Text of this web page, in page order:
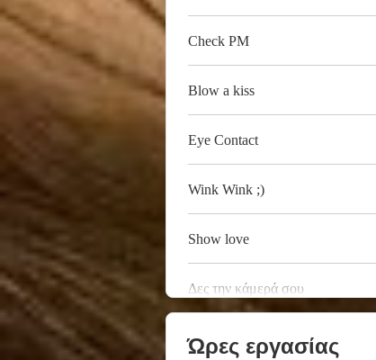
Check PM
Blow a kiss
Eye Contact
Wink Wink ;)
Show love
Δες την κάμερά σου
Ώρες εργασίας